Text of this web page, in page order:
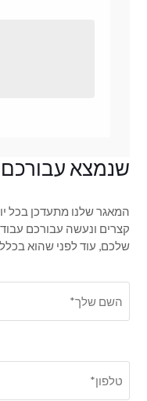
שנמצא
המאגר שלנו מתעדכן בכל
קצרים ונעשה עבורכם
שלכם, עוד לפני שהוא בכלל